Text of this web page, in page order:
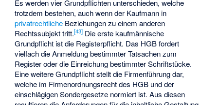
Es werden vier Grundpflichten unterschieden, welche
trotzdem bestehen, auch wenn der Kaufmann in
privatrechtliche Beziehungen zu einem anderen
Rechtssubjekt tritt.[43] Die erste kaufmännische
Grundpflicht ist die Registerpflicht. Das HGB fordert
vielfach die Anmeldung bestimmter Tatsachen zum
Register oder die Einreichung bestimmter Schriftstücke.
Eine weitere Grundpflicht stellt die Firmenführung dar,
welche im Firmenordnungsrecht des HGB und der
einschlägigen Sondergesetze normiert ist. Aus diesen